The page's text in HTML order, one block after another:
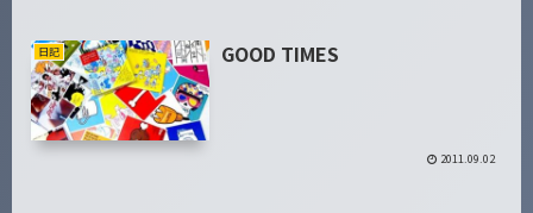
日記 GOOD TIMES
2011.09.02